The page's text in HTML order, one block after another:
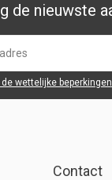
de nieuwste
wettelijke beperkingen
Contact